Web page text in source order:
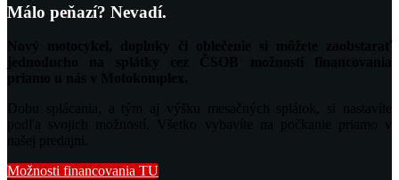
Málo peňazí? Nevadí.
Možnosti financovania TU